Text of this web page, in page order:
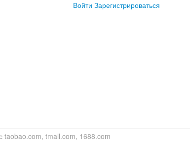
Войти Зарегистрироваться